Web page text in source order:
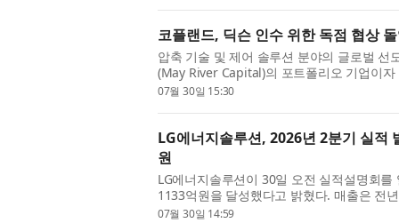
코플랜드, 딕슨 인수 위한 독점 협상
압축 기술 및 제어 솔루션 분야의 글로벌
(May River Capital)의 포트폴리오 기업이
위한 환경 모니터링 및 클라우드 네...
07월 30일 15:30
LG에너지솔루션, 2026년 2분기 실적
원
LG에너지솔루션이 30일 오전 실적설명회
1133억원을 달성했다고 밝혔다. 매출은 전
5550억원) 대비 15.3% 증가했다. 영업이...
07월 30일 14:59